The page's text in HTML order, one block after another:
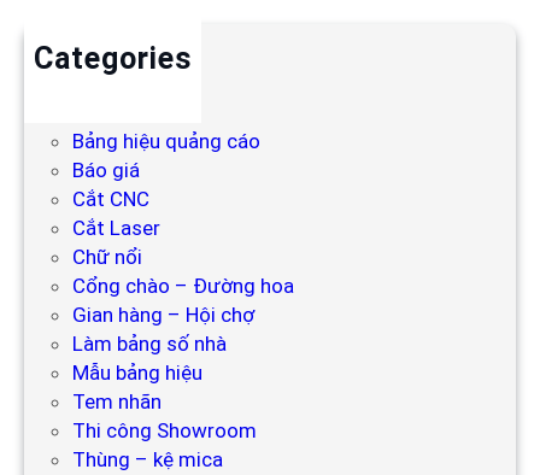
Categories
Bảng hiệu quảng cáo
Báo giá
Cắt CNC
Cắt Laser
Chữ nổi
Cổng chào – Đường hoa
Gian hàng – Hội chợ
Làm bảng số nhà
Mẫu bảng hiệu
Tem nhãn
Thi công Showroom
Thùng – kệ mica